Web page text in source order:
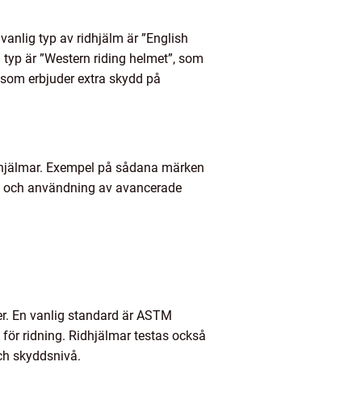
typ av ridhjälm är ”English
är ”Western riding helmet”, som
erbjuder extra skydd på
Exempel på sådana märken
användning av avancerade
En vanlig standard är ASTM
ridning. Ridhjälmar testas också
skyddsnivå.